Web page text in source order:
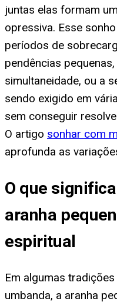
juntas elas formam
opressiva. Esse
períodos de
pendências
simultaneidade, ou a
sendo exigido em
sem conseguir
O artigo sonhar com
aprofunda as
O que
aranha
espiritual
Em algumas
umbanda, a aranha